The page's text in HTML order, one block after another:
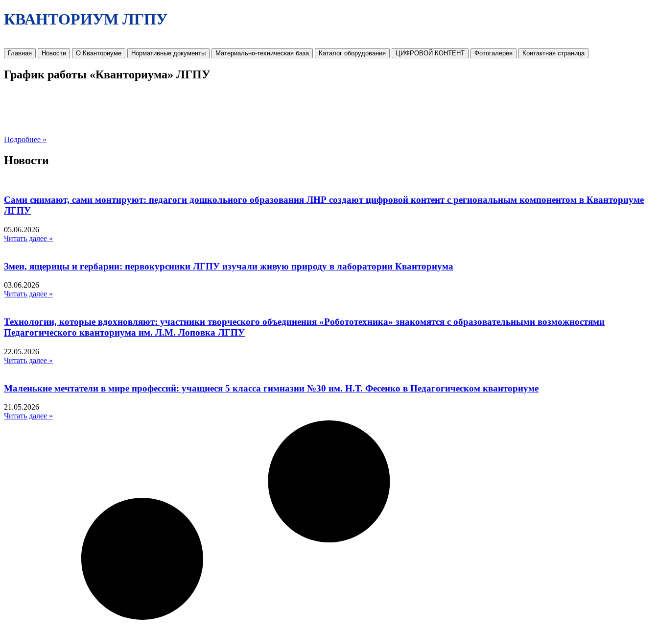
КВАНТОРИУМ ЛГПУ
Главная Новости О Кванториуме Нормативные документы Материально-техническая база Каталог оборудования ЦИФРОВОЙ КОНТЕНТ Фотогалерея Контактная страница
График работы «Кванториума» ЛГПУ
Подробнее »
Новости
Сами снимают, сами монтируют: педагоги дошкольного образования ЛНР создают цифровой контент с региональным компонентом в Кванториуме
ЛГПУ​
05.06.2026
Читать далее »
Змеи, ящерицы и гербарии: первокурсники ЛГПУ изучали живую природу в лаборатории Кванториума
03.06.2026
Читать далее »
Технологии, которые вдохновляют: участники творческого объединения «Робототехника» знакомятся с образовательными возможностями
Педагогического кванториума им. Л.М. Лоповка ЛГПУ
22.05.2026
Читать далее »
Маленькие мечтатели в мире профессий: учащиеся 5 класса гимназии №30 им. Н.Т. Фесенко в Педагогическом кванториуме
21.05.2026
Читать далее »